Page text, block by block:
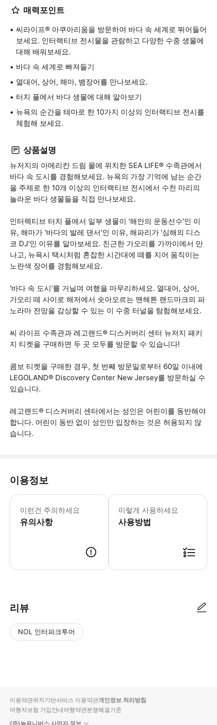
매력포인트
씨라이프® 아쿠아리움을 방문하여 바다 속 세계로 뛰어들어
보세요. 인터랙티브 전시물을 관람하고 다양한 수중 생물에
대해 배워보세요.
바다 속 세계로 빠져들기
열대어, 상어, 해마, 뱀장어를 만나보세요.
터치 풀에서 바다 생물에 대해 알아보기
뉴욕의 순간을 테마로 한 10가지 이상의 인터랙티브 전시를
체험해 보세요.
상품설명
뉴저지의 아메리칸 드림 몰에 위치한 SEA LIFE® 수족관에서
바다 속 도시를 경험해보세요. 뉴욕의 가장 기억에 남는 순간
을 주제로 한 10개 이상의 인터랙티브 전시에서 수천 마리의
놀라운 바다 생물들을 직접 만나보세요.
인터렉티브 터치 풀에서 일부 생물이 '해안의 운동선수'인 이
유, 해마가 '바다의 발레 댄서'인 이유, 해파리가 '심해의 디스
코 DJ'인 이유를 알아보세요. 친근한 가오리를 가까이에서 만
나고, 뉴욕시 택시처럼 혼잡한 시간대에 떼를 지어 움직이는
노란색 장어를 경험해보세요.
'바다 속 도시'를 거닐며 여행을 마무리하세요. 열대어, 상어,
가오리 떼 사이로 해저에서 솟아오르는 맨해튼 랜드마크의 파
노라마 전망을 감상할 수 있는 이 수중 터널을 탐험해보세요.
씨 라이프 수족관과 레고랜드® 디스커버리 센터 뉴저지 패키
지 티켓을 구매하면 두 곳 모두를 방문할 수 있습니다!
콤보 티켓을 구매한 경우, 첫 번째 방문일로부터 60일 이내에
LEGOLAND® Discovery Center New Jersey를 방문하실 수
있습니다.
레고랜드® 디스커버리 센터에서는 성인은 어린이를 동반해야
합니다. 어린이 동반 없이 성인만 입장하는 것은 허용되지 않
습니다.
이용정보
이런건 주의하세요
유의사항
씨 라이프® 수족관은 ADA 접근 가능
이렇게 사용하세요
사용방법
리뷰
NOL 인터파크투어
입니
다.
순
상
이용약관위치기반서비스 이용약관개인정보 처리방침
여행자보험 가입안내여행약관분쟁해결기준
(주)놀유니버스 사업자 정보